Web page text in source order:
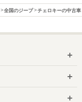
全国のジープ チェロキーの中古車